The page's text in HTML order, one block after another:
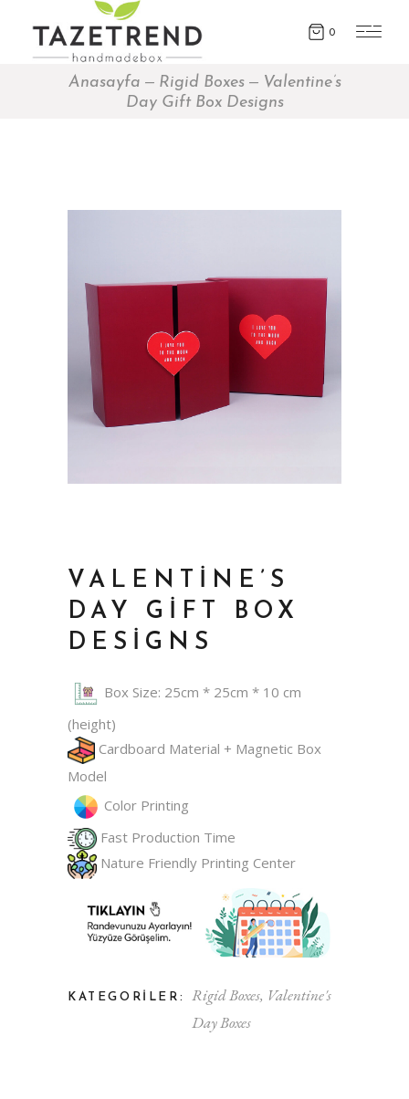
0
Anasayfa Rigid Boxes
Valentine’s
Day Gift Box Designs
VALENTINE’S
DAY GIFT BOX
DESIGNS
Box Size: 25cm * 25cm * 10 cm
(height)
Cardboard Material + Magnetic Box
Model
Color Printing
Fast Production Time
Nature Friendly Printing Center
KATEGORILER: Rigid Boxes, Valentine's
Day Boxes